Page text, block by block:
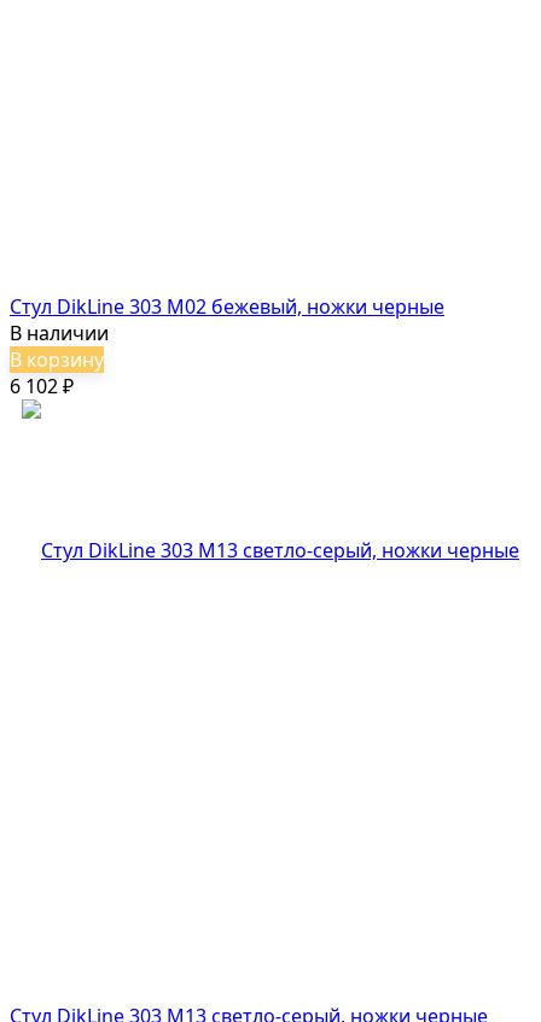
Стул DikLine 303 M02 бежевый, ножки черные
В наличии
В корзину
6 102 ₽
Стул DikLine 303 M13 светло-серый, ножки черные